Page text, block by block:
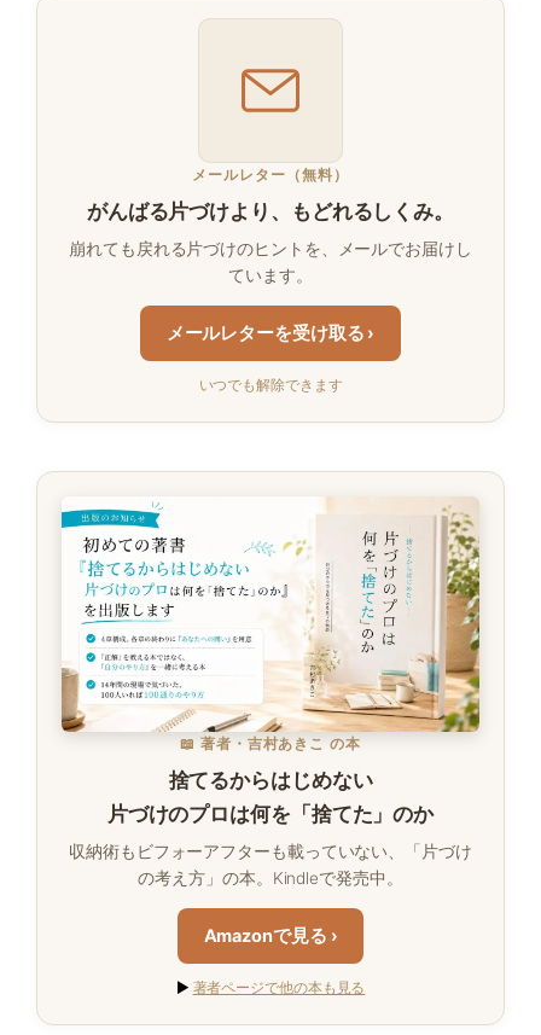
メールレター（無料）
がんばる片づけより、もどれるしくみ。
崩れても戻れる片づけのヒントを、メールでお届けし
ています。
メールレターを受け取る ›
いつでも解除できます
📖 著者・吉村あきこ の本
捨てるからはじめない
片づけのプロは何を「捨てた」のか
収納術もビフォーアフターも載っていない、「片づけ
の考え方」の本。Kindleで発売中。
Amazonで見る ›
▶ 著者ページで他の本も見る